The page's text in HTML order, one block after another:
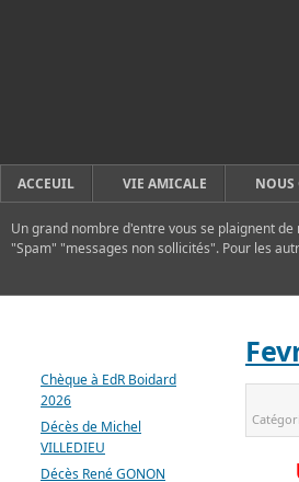
ACCEUIL VIE AMICALE NOUS
Un grand nombre d'entre vous se plaignent
"Spam" "messages non sollicités". Pour les
Chèque à EdR Boidard
2026
Décès de Michel
VILLEDIEU
Décès René GONON